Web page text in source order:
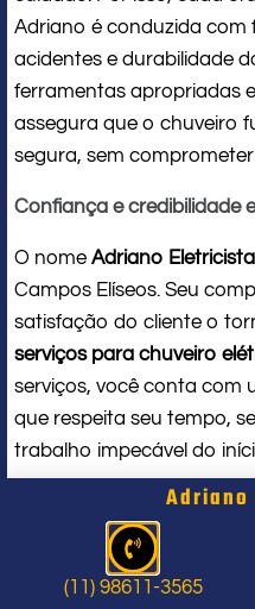
Adriano é conduzida com
acidentes e durabilidade
ferramentas apropriadas
assegura que o chuveiro
segura, sem
Confiança e credibilidade
O nome Adriano Eletricista
Campos Elíseos. Seu
satisfação do cliente o
serviços para chuveiro
serviços, você conta com
que respeita seu tempo,
trabalho impecável do
Problema com
indicam a hora
profissional
(11) 98611-3565